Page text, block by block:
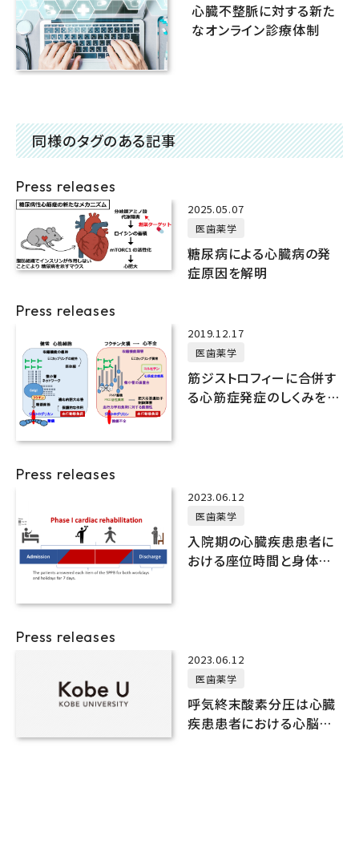
心臓不整脈に対する新た
なオンライン診療体制
同様のタグのある記事
Press releases
2025.05.07
医歯薬学
糖尿病による心臓病の発
症原因を解明
Press releases
2019.12.17
医歯薬学
筋ジストロフィーに合併す
る心筋症発症のしくみを解
Press releases
2023.06.12
医歯薬学
入院期の心臓疾患患者に
おける座位時間と身体機
Press releases
2023.06.12
医歯薬学
呼気終末酸素分圧は心臓
疾患患者における心脳血